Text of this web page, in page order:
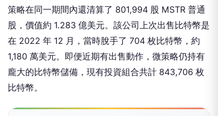
策略在同一期間內還清算了 801,994 股 MSTR 普通
股，價值約 1.283 億美元。該公司上次出售比特幣是
在 2022 年 12 月，當時脫手了 704 枚比特幣，約
1,180 萬美元。即便近期有出售動作，微策略仍持有
龐大的比特幣儲備，現有投資組合共計 843,706 枚
比特幣。